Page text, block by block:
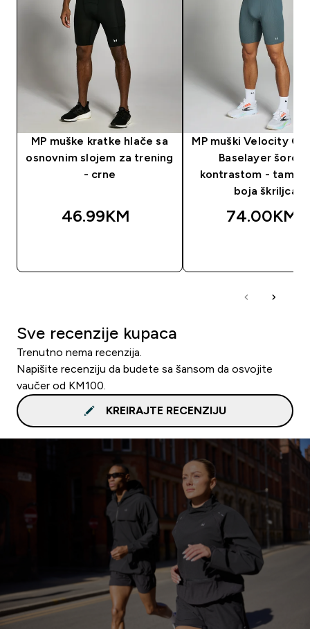
MP muške kratke hlače sa
osnovnim slojem za trening
- crne
46.99KM‎
MP muški Velocity
Baselayer šorc
kontrastom - tamno
boja škriljca
74.00KM‎
Sve recenzije kupaca
Trenutno nema recenzija.
Napišite recenziju da budete sa šansom da osvojite
vaučer od KM100.
KREIRAJTE RECENZIJU